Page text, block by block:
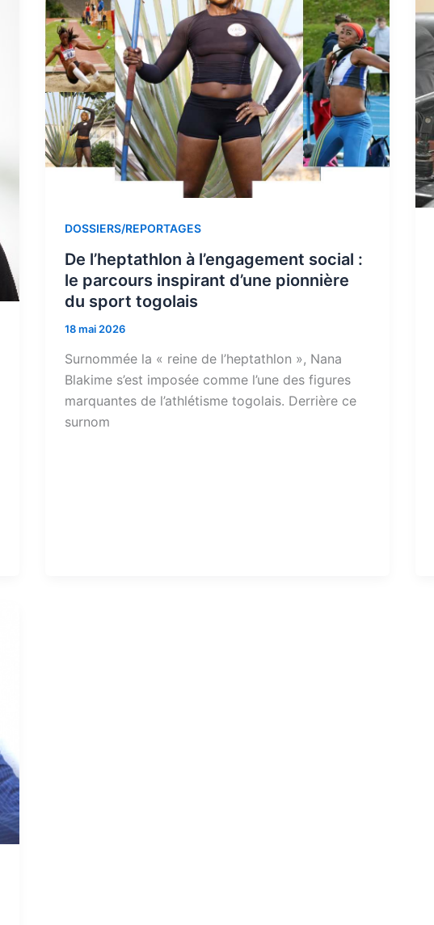
DOSSIERS/REPORTAGES
De l’heptathlon à l’engagement social :
le parcours inspirant d’une pionnière
du sport togolais
18 mai 2026
Surnommée la « reine de l’heptathlon », Nana
Blakime s’est imposée comme l’une des figures
marquantes de l’athlétisme togolais. Derrière ce
surnom